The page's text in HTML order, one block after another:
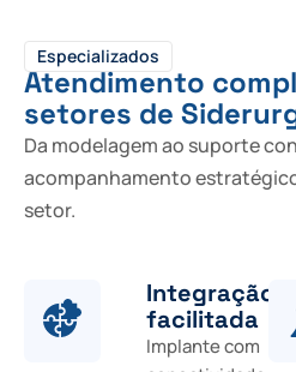
Especializados
Atendimento
setores de
Da modelagem ao suporte
acompanhamento
setor.
Integração
facilitada
Implante com